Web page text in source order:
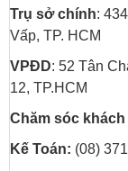
Trụ sở chính:
Vấp, TP. HCM
VPĐD: 52 Tân
12, TP.HCM
Chăm sóc khách
Kế Toán: (08)